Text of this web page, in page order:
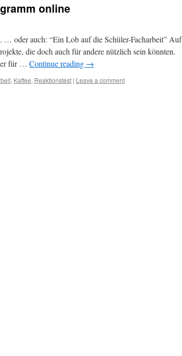
online
… oder auch: “Ein Lob auf die Schüler-Facharbeit” Auf
die doch auch für andere nützlich sein könnten.
für … Continue reading →
, Kaffee, Reaktionstest | Leave a comment